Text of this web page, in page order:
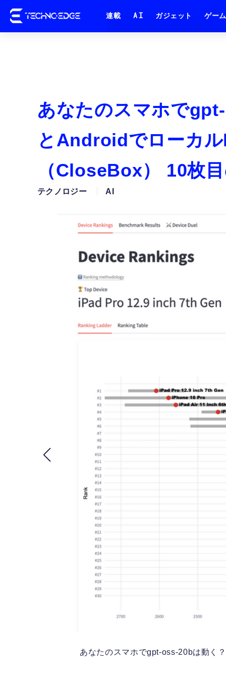
連載 AI ガジェット ゲーム
あなたのスマホで
とAndroidでローカ
（CloseBox） 10枚
テクノロジー AI
あなたのスマホでgpt-oss-20bは動